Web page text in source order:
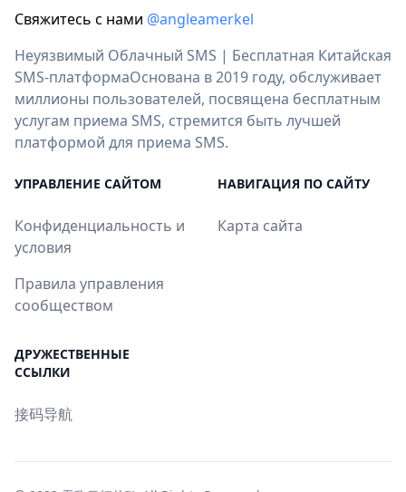
Свяжитесь с нами @angleamerkel
Неуязвимый Облачный SMS | Бесплатная Китайская
SMS-платформаОснована в 2019 году, обслуживает
миллионы пользователей, посвящена бесплатным
услугам приема SMS, стремится быть лучшей
платформой для приема SMS.
УПРАВЛЕНИЕ САЙТОМ
Конфиденциальность и
условия
Правила управления
сообществом
НАВИГАЦИЯ ПО САЙТУ
Карта сайта
ДРУЖЕСТВЕННЫЕ
ССЫЛКИ
接码导航